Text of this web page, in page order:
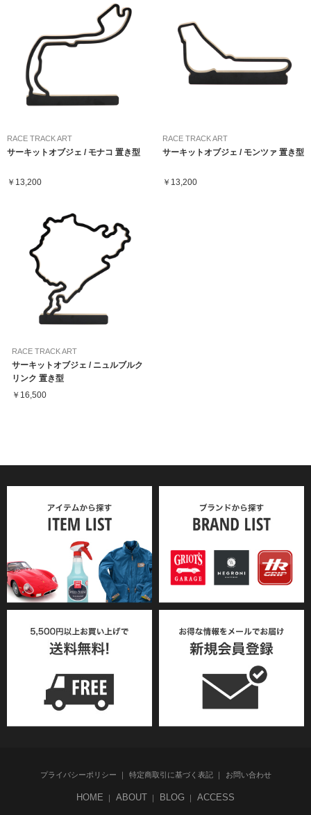
RACE TRACK ART
サーキットオブジェ / モナコ 置き型
￥13,200
RACE TRACK ART
サーキットオブジェ / モンツァ 置き型
￥13,200
RACE TRACK ART
サーキットオブジェ / ニュルブルク
リンク 置き型
￥16,500
プライバシーポリシー 特定商取引に基づく表記 お問い合わせ
HOME ABOUT BLOG ACCESS